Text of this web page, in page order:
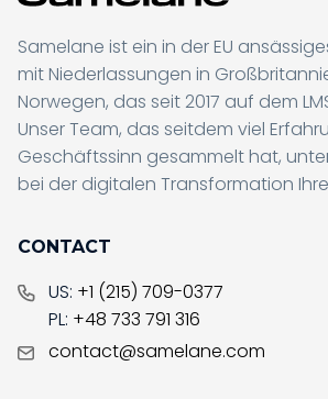
Samelane ist ein in der EU
mit Niederlassungen in
Norwegen, das seit 2017 auf dem
Unser Team, das seitdem viel
Geschäftssinn gesammelt hat,
bei der digitalen Transformation
CONTACT
US: +1 (215) 709-0377
PL: +48 733 791 316
contact@samelane.com